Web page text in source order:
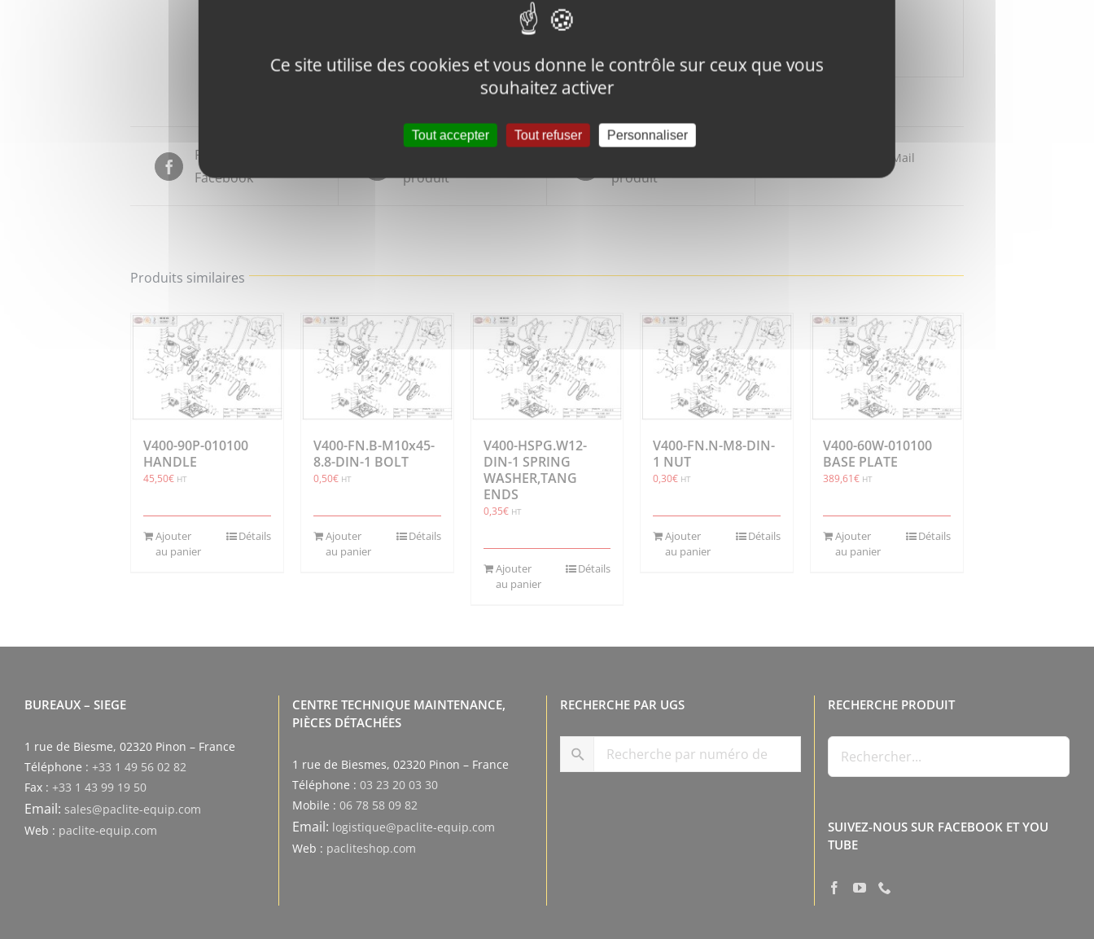
Partager sur
Facebook
produit
produit
Partager par Mail
Produits similaires
V400-90P-010100
HANDLE
45,50€ HT
Ajouter
au panier
Détails
V400-FN.B-M10x45-
8.8-DIN-1 BOLT
0,50€ HT
Ajouter
au panier
Détails
V400-HSPG.W12-
DIN-1 SPRING
WASHER,TANG
ENDS
0,35€ HT
Ajouter
au panier
Détails
V400-FN.N-M8-DIN-
1 NUT
0,30€ HT
Ajouter
au panier
Détails
V400-60W-010100
BASE PLATE
389,61€ HT
Ajouter
au panier
Détails
BUREAUX – SIEGE
1 rue de Biesme, 02320 Pinon – France
Téléphone : +33 1 49 56 02 82
Fax : +33 1 43 99 19 50
Email: sales@paclite-equip.com
Web : paclite-equip.com
CENTRE TECHNIQUE MAINTENANCE,
PIÈCES DÉTACHÉES
1 rue de Biesmes, 02320 Pinon – France
Téléphone : 03 23 20 03 30
Mobile : 06 78 58 09 82
Email: logistique@paclite-equip.com
Web : pacliteshop.com
RECHERCHE PAR UGS RECHERCHE PRODUIT
SUIVEZ-NOUS SUR FACEBOOK ET YOU
TUBE
Ce site utilise des cookies et vous donne le contrôle sur ceux que vous
souhaitez activer
Tout accepter Tout refuser Personnaliser